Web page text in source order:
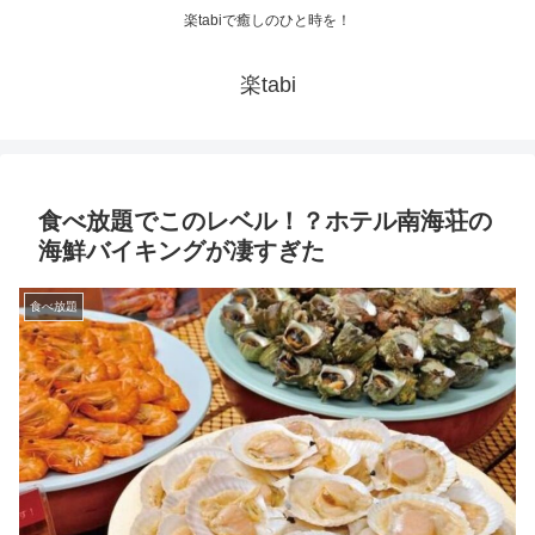
楽tabiで癒しのひと時を！
楽tabi
食べ放題でこのレベル！？ホテル南海荘の
海鮮バイキングが凄すぎた
食べ放題